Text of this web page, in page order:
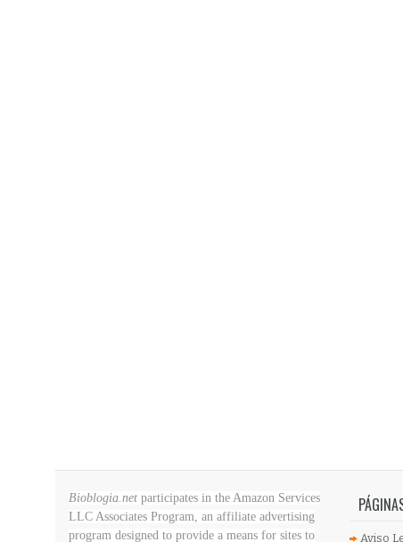
Bioblogia.net participates in the Amazon Services
LLC Associates Program, an affiliate advertising
program designed to provide a means for sites to
Aviso